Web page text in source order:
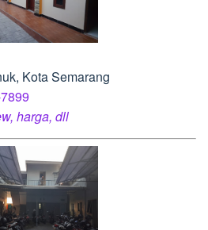
Kota Semarang
harga, dll